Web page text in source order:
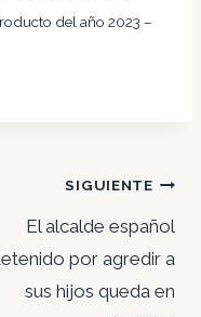
del año 2023 –
SIGUIENTE
El alcalde español
por agredir a
sus hijos queda en